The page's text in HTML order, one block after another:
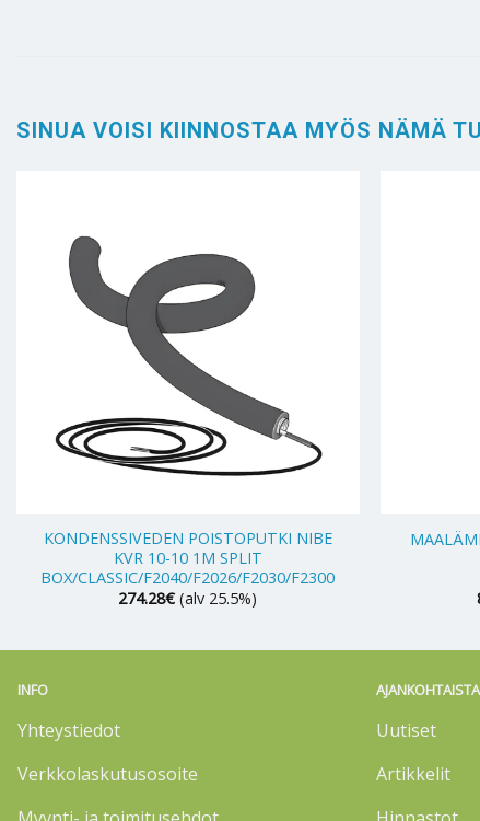
SINUA VOISI KIINNOSTAA MYÖS NÄMÄ
KONDENSSIVEDEN POISTOPUTKI NIBE
KVR 10-10 1M SPLIT
BOX/CLASSIC/F2040/F2026/F2030/F2300
274.28€ (alv 25.5%)
INFO
Yhteystiedot
Verkkolaskutusosoite
AJANKOHTAISTA
Uutiset
Artikkelit